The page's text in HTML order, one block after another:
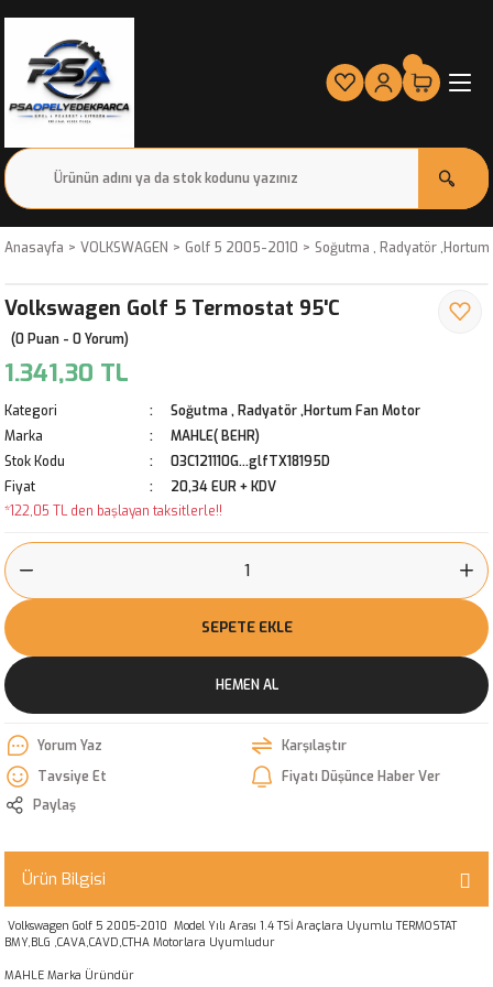
Anasayfa VOLKSWAGEN Golf 5 2005-2010 Soğutma , Radyatör
Volkswagen Golf 5 Termostat 95'C
(0 Puan - 0 Yorum)
1.341,30 TL
Kategori
Soğutma , Radyatör ,Hortum Fan Motor
Marka
MAHLE( BEHR)
Stok Kodu
03C121110G...glfTX18195D
Fiyat
20,34 EUR + KDV
*122,05 TL den başlayan taksitlerle!!
SEPETE EKLE
HEMEN AL
Yorum Yaz
Karşılaştır
Tavsiye Et
Fiyatı Düşünce Haber Ver
Paylaş
Ürün Bilgisi
Volkswagen Golf 5 2005-2010 Model Yılı Arası 1.4 TSİ Araçlara Uyumlu TERMOSTAT
BMY,BLG ,CAVA,CAVD,CTHA Motorlara Uyumludur
MAHLE Marka Üründür